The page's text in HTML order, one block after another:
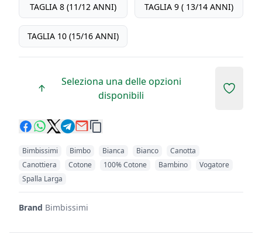
TAGLIA 8 (11/12 ANNI) TAGLIA 9 ( 13/14 ANNI)
TAGLIA 10 (15/16 ANNI)
Seleziona una delle opzioni
disponibili
Add to
Bimbissimi Bimbo Bianca Bianco
Canotta
Canottiera
Cotone 100% Cotone Bambino
Vogatore
Spalla Larga
Brand Bimbissimi